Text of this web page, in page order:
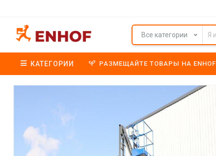
Все категории
КАТЕГОРИИ РАЗМЕЩАЙТЕ ТОВАРЫ НА ENHOF